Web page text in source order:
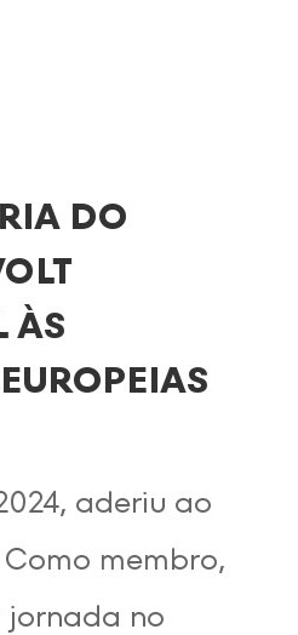
DO
ÀS
aderiu ao
Como membro,
no